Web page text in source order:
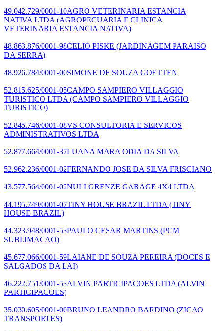
49.042.729/0001-10AGRO VETERINARIA ESTANCIA
NATIVA LTDA (AGROPECUARIA E CLINICA
VETERINARIA ESTANCIA NATIVA)
48.863.876/0001-98CELIO PISKE (JARDINAGEM PARAISO
DA SERRA)
48.926.784/0001-00SIMONE DE SOUZA GOETTEN
52.815.625/0001-05CAMPO SAMPIERO VILLAGGIO
TURISTICO LTDA (CAMPO SAMPIERO VILLAGGIO
TURISTICO)
52.845.746/0001-08VS CONSULTORIA E SERVICOS
ADMINISTRATIVOS LTDA
52.877.664/0001-37LUANA MARA ODIA DA SILVA
52.962.236/0001-02FERNANDO JOSE DA SILVA FRISCIANO
43.577.564/0001-02NULLGRENZE GARAGE 4X4 LTDA
44.195.749/0001-07TINY HOUSE BRAZIL LTDA (TINY
HOUSE BRAZIL)
44.323.948/0001-53PAULO CESAR MARTINS (PCM
SUBLIMACAO)
45.677.066/0001-59LAIANE DE SOUZA PEREIRA (DOCES E
SALGADOS DA LAI)
46.222.751/0001-53ALVIN PARTICIPACOES LTDA (ALVIN
PARTICIPACOES)
35.030.605/0001-00BRUNO LEANDRO BARDINO (ZICAO
TRANSPORTES)